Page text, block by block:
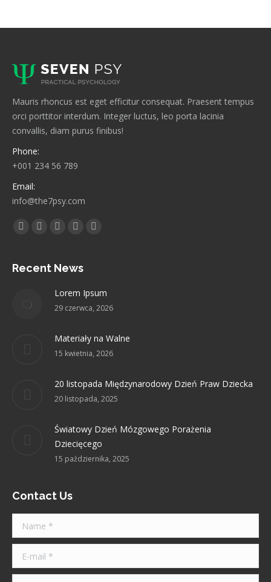
Mauris rhoncus est eget efficitur consequat. Praesent tempus
orci porttitor interdum. Integer luctus, leo porta lacinia
convallis, diam purus finibus!
Phone:
+001 234 56 789
Email:
info@the7psy.com
Find us on:
opensopens
new
window
opens
new
window
opens
new
window
new
window
Recent News
Lorem Ipsum
29 czerwca, 2026
Materiały na Walne
15 kwietnia, 2026
20 listopada Międzynarodowy Dzień Praw Dziecka
20 listopada, 2025
Światowy Dzień Mózgowego Porażenia
Dziecięcego
15 października, 2025
Contact Us
Name *
E-mail *